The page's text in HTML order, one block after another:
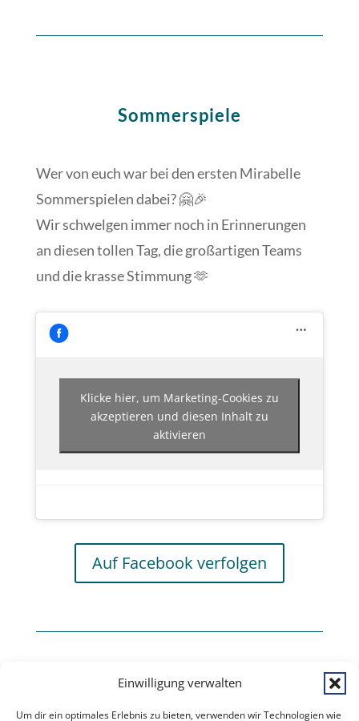
Einwilligung verwalten
Um dir ein optimales Erlebnis zu bieten, verwenden wir Technologien wie
Sommerspiele
Wer von euch war bei den ersten Mirabelle
Sommerspielen dabei? 🤗🎉
Wir schwelgen immer noch in Erinnerungen
an diesen tollen Tag, die großartigen Teams
und die krasse Stimmung 🫶
Klicke hier, um Marketing-Cookies zu
akzeptieren und diesen Inhalt zu
aktivieren
Auf Facebook verfolgen